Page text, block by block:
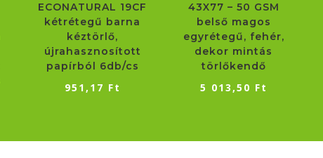
ECONATURAL 19CF
kétrétegű barna
kéztörlő,
újrahasznosított
papírból 6db/cs
951,17 Ft
43X77 – 50 GSM
belső magos
egyrétegű, fehér,
dekor mintás
törlőkendő
5 013,50 Ft